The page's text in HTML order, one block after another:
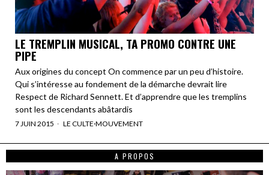
LE TREMPLIN MUSICAL, TA PROMO CONTRE UNE
PIPE
Aux origines du concept On commence par un peu d’histoire.
Qui s’intéresse au fondement de la démarche devrait lire
Respect de Richard Sennett. Et d’apprendre que les tremplins
sont les descendants abâtardis
7 JUIN 2015 LE CULTE·MOUVEMENT
A PROPOS